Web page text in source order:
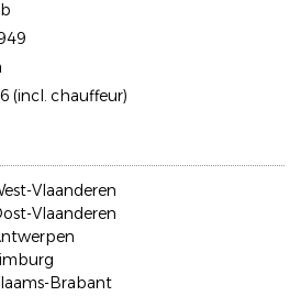
(incl. chauffeur)
Vlaanderen
Vlaanderen
Brabant